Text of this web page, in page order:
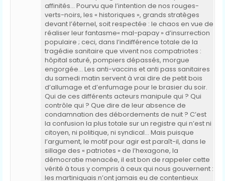
affinités… Pourvu que l’intention de nos rouges-
verts-noirs, les « historiques », grands stratèges
devant l’éternel, soit respectée : le chaos en vue de
réaliser leur fantasme« mal-papay » d’insurrection
populaire ; ceci, dans l’indifférence totale de la
tragédie sanitaire que vivent nos compatriotes :
hôpital saturé, pompiers dépassés, morgue
engorgée… Les anti-vaccins et anti pass sanitaires
du samedi matin servent à vrai dire de petit bois
d’allumage et d’enfumage pour le brasier du soir.
Qui de ces différents acteurs manipule qui ? Qui
contrôle qui ? Que dire de leur absence de
condamnation des débordements de nuit ? C’est
la confusion la plus totale sur un registre qui n’est ni
citoyen, ni politique, ni syndical… Mais puisque
l’argument, le motif pour agir est paraît-il, dans le
sillage des « patriotes » de l’hexagone, la
démocratie menacée, il est bon de rappeler cette
vérité à tous y compris à ceux qui nous gouvernent :
les martiniquais n’ont jamais eu de contentieux